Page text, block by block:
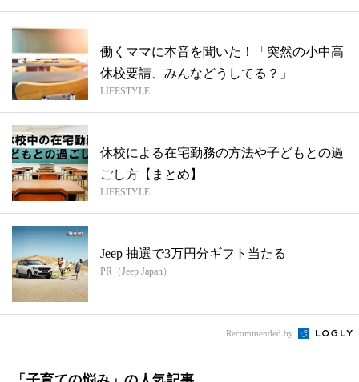
働くママに本音を聞いた！「突然の小中高
休校要請、みんなどうしてる？」
LIFESTYLE
休校による在宅勤務の方法や子どもとの過
ごし方【まとめ】
LIFESTYLE
Jeep 抽選で3万円分ギフト当たる
PR（Jeep Japan）
Recommended by